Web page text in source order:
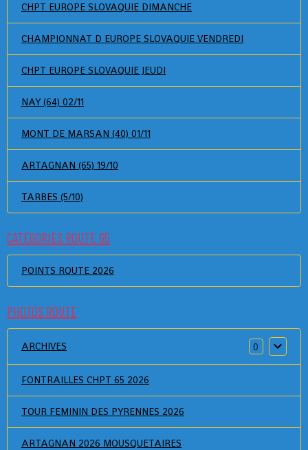
CHPT EUROPE SLOVAQUIE DIMANCHE
CHAMPIONNAT D EUROPE SLOVAQUIE VENDREDI
CHPT EUROPE SLOVAQUIE JEUDI
NAY (64) 02/11
MONT DE MARSAN (40) 01/11
ARTAGNAN (65) 19/10
TARBES (5/10)
CATEGORIES ROUTE 65
POINTS ROUTE 2026
PHOTOS ROUTE
ARCHIVES 0
FONTRAILLES CHPT 65 2026
TOUR FEMININ DES PYRENNES 2026
ARTAGNAN 2026 MOUSQUETAIRES